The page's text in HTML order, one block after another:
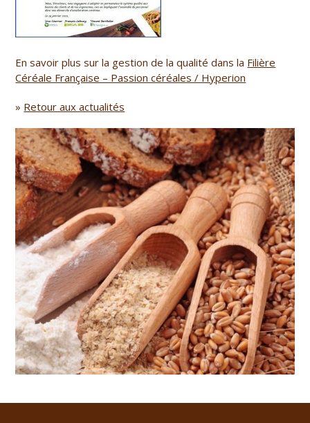
En savoir plus sur la gestion de la qualité dans la Filière
Céréale Française – Passion céréales / Hyperion
» Retour aux actualités